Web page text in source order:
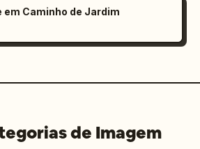
em Caminho de Jardim
de Imagem